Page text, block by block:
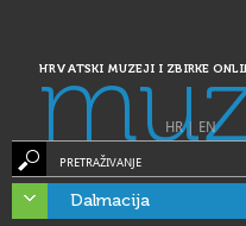
HRVATSKI MUZEJI I ZBIRKE
HR| EN
PRETRAŽIVANJE
Dalmacija